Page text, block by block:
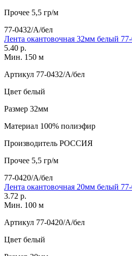
Прочее 5,5 гр/м
77-0432/А/бел
Лента окантовочная 32мм белый
5.40 р.
Мин. 150 м
Артикул 77-0432/А/бел
Цвет белый
Размер 32мм
Материал 100% полиэфир
Производитель РОССИЯ
Прочее 5,5 гр/м
77-0420/А/бел
Лента окантовочная 20мм белый
3.72 р.
Мин. 100 м
Артикул 77-0420/А/бел
Цвет белый